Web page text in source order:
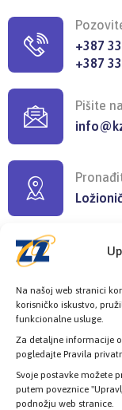
Na našoj web stranici
korisničko iskustvo,
funkcionalne usluge.
Za detaljne informacije
pogledajte Pravila
Svoje postavke možete
putem poveznice
podnožju web stranice.
+387
+387
Pišite
Radno